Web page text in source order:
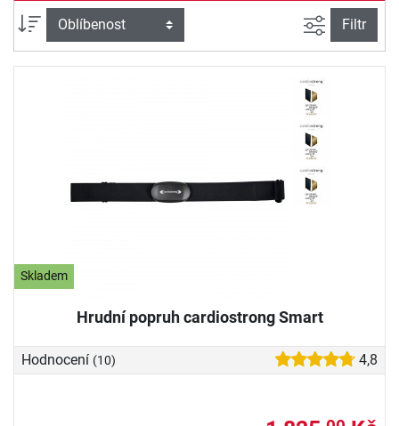
Třídění Filtrovat
Filtr
Skladem
Hrudní popruh cardiostrong Smart
Hodnocení (10) 4,8